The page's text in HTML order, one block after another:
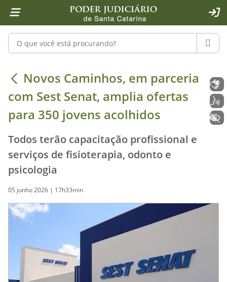
1 Ir para o conteúdo
2 Ir para a ferramenta de acessibilidade - Rybená
4 Ir para o menu principal
5 Ir para a pesquisa
6 Ir para o rodapé
7 Ir para a página inicial
Pesquisar no portal
Novos Caminhos, em parceria
Novos Caminhos, em parceria
com Sest Senat, amplia ofertas
para 350 jovens acolhidos
Todos terão capacitação profissional e
serviços de fisioterapia, odonto e
psicologia
05 junho 2026 | 17h33min
Libras
Voz
+ Acessibilidade